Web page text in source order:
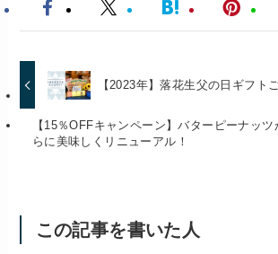
【2023年】落花生父の日ギフト
【15％OFFキャンペーン】バターピーナッツ
らに美味しくリニューアル！
この記事を書いた人